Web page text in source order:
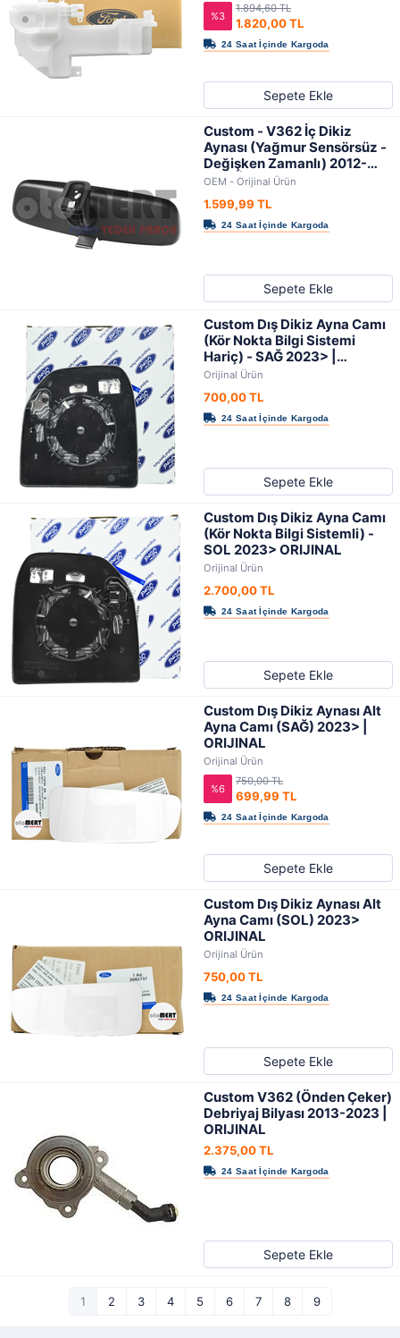
%3 1.820,00 TL
1.894,60 TL
Sepete Ekle
Custom - V362 İç Dikiz
Aynası (Yağmur Sensörsüz -
Değişken Zamanlı) 2012-
2018 | OEM
OEM - Orijinal Ürün
1.599,99 TL
Sepete Ekle
Custom Dış Dikiz Ayna Camı
(Kör Nokta Bilgi Sistemi
Hariç) - SAĞ 2023> |
ORIJINAL
Orijinal Ürün
700,00 TL
Sepete Ekle
Custom Dış Dikiz Ayna Camı
(Kör Nokta Bilgi Sistemli) -
SOL 2023> ORIJINAL
Orijinal Ürün
2.700,00 TL
Sepete Ekle
Custom Dış Dikiz Aynası Alt
Ayna Camı (SAĞ) 2023> |
ORIJINAL
Orijinal Ürün
%6 699,99 TL
750,00 TL
Sepete Ekle
Custom Dış Dikiz Aynası Alt
Ayna Camı (SOL) 2023>
ORIJINAL
Orijinal Ürün
750,00 TL
Sepete Ekle
Custom V362 (Önden Çeker)
Debriyaj Bilyası 2013-2023 |
ORIJINAL
2.375,00 TL
Sepete Ekle
1 2 3 4 5 6 7 8 9